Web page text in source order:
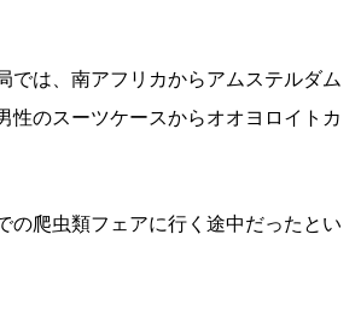
では、南アフリカからアムステルダム
性のスーツケースからオオヨロイトカ
の爬虫類フェアに行く途中だったとい